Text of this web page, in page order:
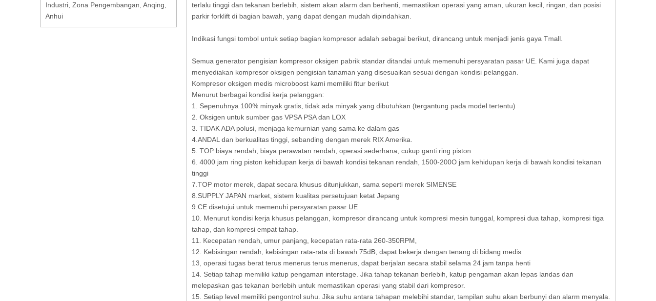
Industri, Zona Pengembangan, Anqing,
Anhui
terlalu tinggi dan tekanan berlebih, sistem akan alarm dan berhenti, memastikan operasi yang aman, ukuran kecil, ringan, dan posisi
parkir forklift di bagian bawah, yang dapat dengan mudah dipindahkan.
Indikasi fungsi tombol untuk setiap bagian kompresor adalah sebagai berikut, dirancang untuk menjadi jenis gaya Tmall.
Semua generator pengisian kompresor oksigen pabrik standar ditandai untuk memenuhi persyaratan pasar UE. Kami juga dapat
menyediakan kompresor oksigen pengisian tanaman yang disesuaikan sesuai dengan kondisi pelanggan.
Kompresor oksigen medis microboost kami memiliki fitur berikut
Menurut berbagai kondisi kerja pelanggan:
1. Sepenuhnya 100% minyak gratis, tidak ada minyak yang dibutuhkan (tergantung pada model tertentu)
2. Oksigen untuk sumber gas VPSA PSA dan LOX
3. TIDAK ADA polusi, menjaga kemurnian yang sama ke dalam gas
4.ANDAL dan berkualitas tinggi, sebanding dengan merek RIX Amerika.
5. TOP biaya rendah, biaya perawatan rendah, operasi sederhana, cukup ganti ring piston
6. 4000 jam ring piston kehidupan kerja di bawah kondisi tekanan rendah, 1500-200O jam kehidupan kerja di bawah kondisi tekanan
tinggi
7.TOP motor merek, dapat secara khusus ditunjukkan, sama seperti merek SIMENSE
8.SUPPLY JAPAN market, sistem kualitas persetujuan ketat Jepang
9.CE disetujui untuk memenuhi persyaratan pasar UE
10. Menurut kondisi kerja khusus pelanggan, kompresor dirancang untuk kompresi mesin tunggal, kompresi dua tahap, kompresi tiga
tahap, dan kompresi empat tahap.
11. Kecepatan rendah, umur panjang, kecepatan rata-rata 260-350RPM,
12. Kebisingan rendah, kebisingan rata-rata di bawah 75dB, dapat bekerja dengan tenang di bidang medis
13, operasi tugas berat terus menerus terus menerus, dapat berjalan secara stabil selama 24 jam tanpa henti
14. Setiap tahap memiliki katup pengaman interstage. Jika tahap tekanan berlebih, katup pengaman akan lepas landas dan
melepaskan gas tekanan berlebih untuk memastikan operasi yang stabil dari kompresor.
15. Setiap level memiliki pengontrol suhu. Jika suhu antara tahapan melebihi standar, tampilan suhu akan berbunyi dan alarm menyala.